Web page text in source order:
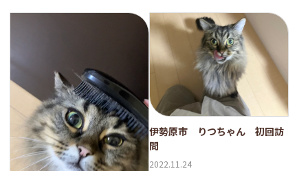
伊勢原市 りつちゃん 初回訪
問
2022.11.24